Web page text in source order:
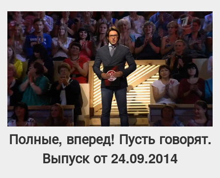
Полные, вперед! Пусть говорят.
Выпуск от 24.09.2014